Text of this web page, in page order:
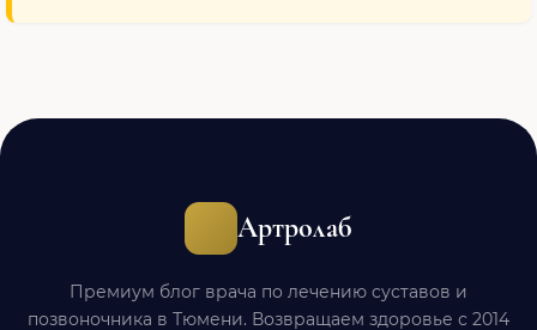
Артролаб
Премиум блог врача по лечению суставов и
позвоночника в Тюмени. Возвращаем здоровье с 2014